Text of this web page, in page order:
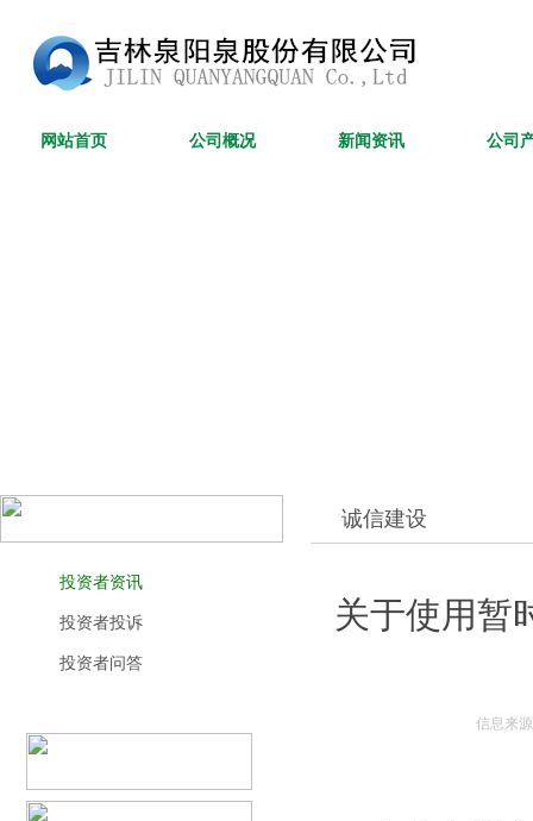
网站首页 公司概况 新闻资讯 公司
投资者资讯
投资者投诉
投资者问答
诚信建设
关于使用暂
信息来